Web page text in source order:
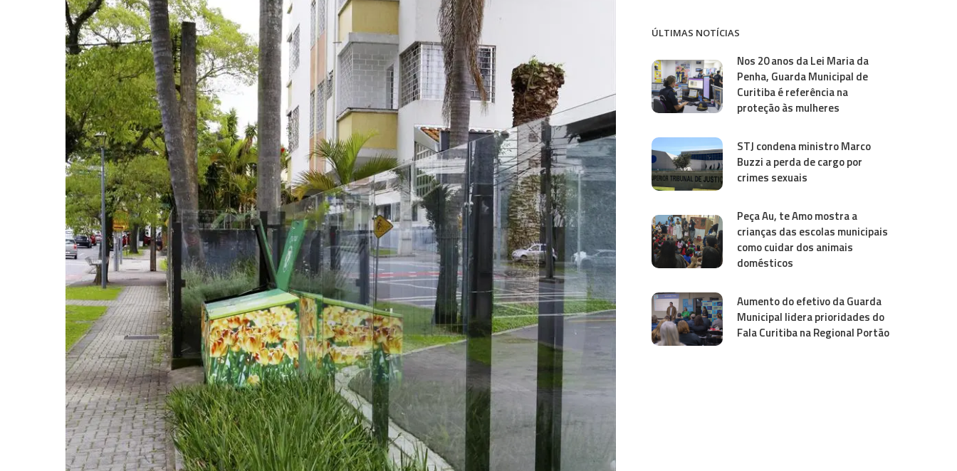
ÚLTIMAS NOTÍCIAS
Nos 20 anos da Lei Maria da
Penha, Guarda Municipal de
Curitiba é referência na
proteção às mulheres
STJ condena ministro Marco
Buzzi a perda de cargo por
crimes sexuais
Peça Au, te Amo mostra a
crianças das escolas municipais
como cuidar dos animais
domésticos
Aumento do efetivo da Guarda
Municipal lidera prioridades do
Fala Curitiba na Regional Portão